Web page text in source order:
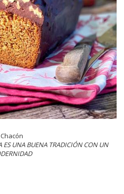
ES UNA BUENA TRADICIÓN CON UN